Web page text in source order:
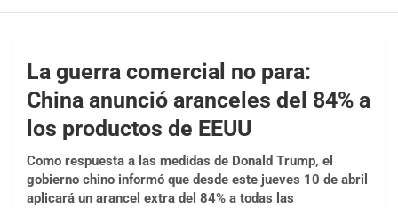
La guerra comercial no para:
China anunció aranceles del 84% a
los productos de EEUU
Como respuesta a las medidas de Donald Trump, el
gobierno chino informó que desde este jueves 10 de abril
aplicará un arancel extra del 84% a todas las